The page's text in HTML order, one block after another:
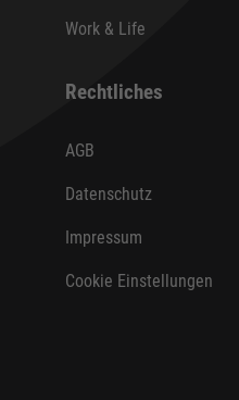
Work & Life
Rechtliches
AGB
Datenschutz
Impressum
Cookie Einstellungen